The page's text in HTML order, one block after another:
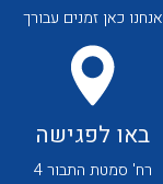
אנחנו כאן זמנים עבורך
באו לפגישה
רח' סמטת התבור 4